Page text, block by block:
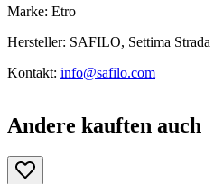
Marke: Etro
Hersteller: SAFILO, Settima
Kontakt: info@safilo.com
Andere kauften auch